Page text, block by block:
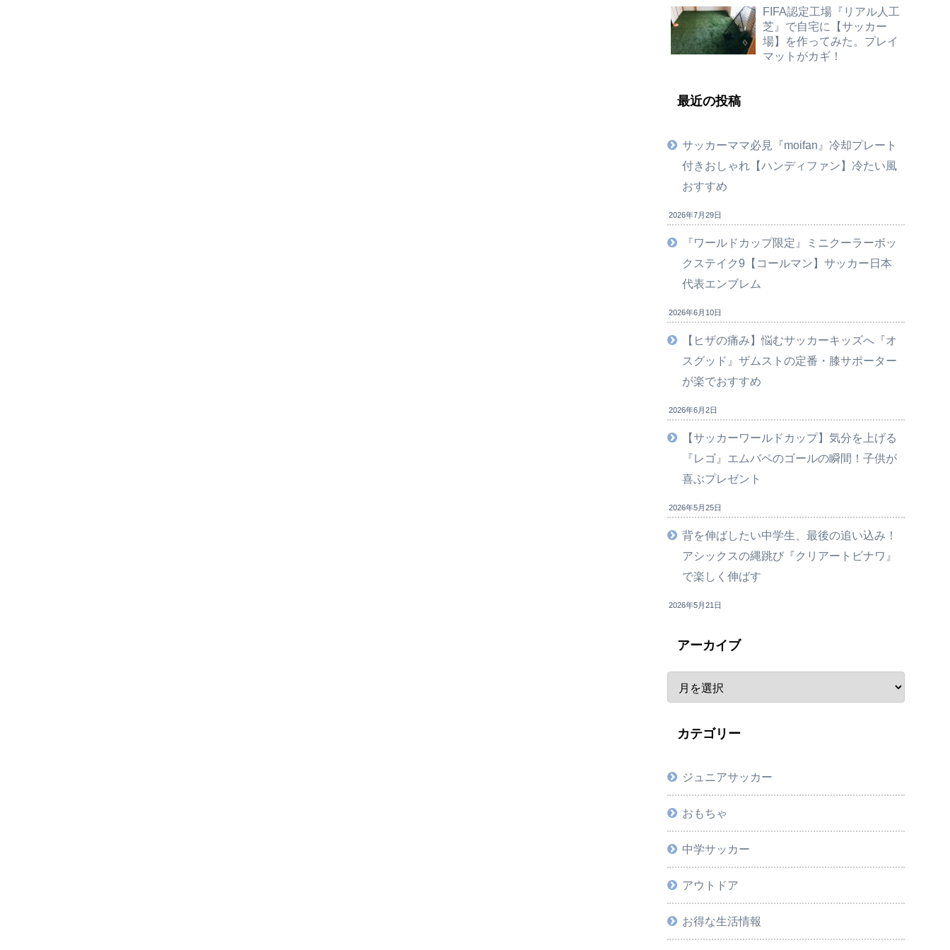
FIFA認定工場『リアル人工
芝』で自宅に【サッカー
場】を作ってみた。プレイ
マットがカギ！
最近の投稿
サッカーママ必見『moifan』冷却プレート
付きおしゃれ【ハンディファン】冷たい風
おすすめ
2026年7月29日
『ワールドカップ限定』ミニクーラーボッ
クステイク9【コールマン】サッカー日本
代表エンブレム
2026年6月10日
【ヒザの痛み】悩むサッカーキッズへ『オ
スグッド』ザムストの定番・膝サポーター
が楽でおすすめ
2026年6月2日
【サッカーワールドカップ】気分を上げる
『レゴ』エムバペのゴールの瞬間！子供が
喜ぶプレゼント
2026年5月25日
背を伸ばしたい中学生、最後の追い込み！
アシックスの縄跳び『クリアートビナワ』
で楽しく伸ばす
2026年5月21日
アーカイブ
カテゴリー
ジュニアサッカー
おもちゃ
中学サッカー
アウトドア
お得な生活情報